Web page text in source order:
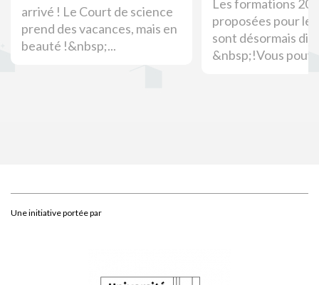
arrivé ! Le Court de science
prend des vacances, mais en
beauté !&nbsp;...
Les formations
proposées pour le
sont désormais
&nbsp;!Vous
Une initiative portée par